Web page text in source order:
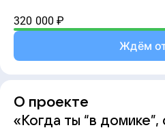
320 000 ₽
Ждём
О проекте
«Когда ты “в домике”,